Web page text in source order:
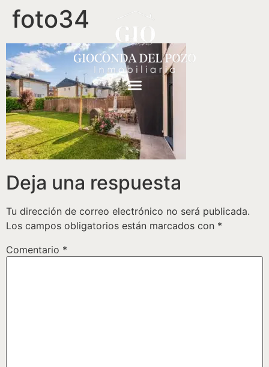
foto34
Deja una respuesta
Tu dirección de correo electrónico no será publicada.
Los campos obligatorios están marcados con *
Comentario *